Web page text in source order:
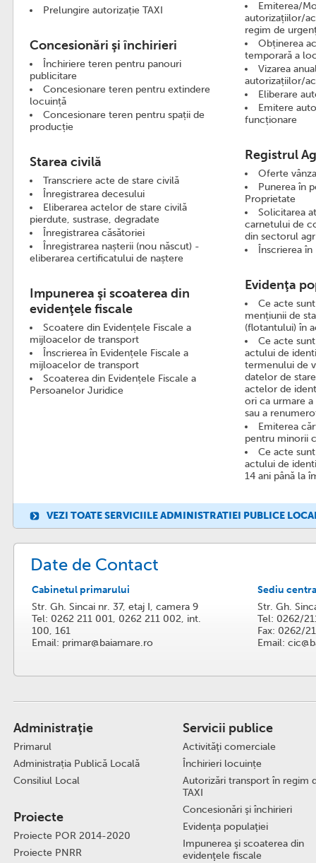
Prelungire autorizație TAXI
Concesionări şi închirieri
Închiriere teren pentru panouri
publicitare
Concesionare teren pentru extindere
locuință
Concesionare teren pentru spații de
producție
Starea civilă
Transcriere acte de stare civilă
Înregistrarea decesului
Eliberarea actelor de stare civilă
pierdute, sustrase, degradate
Înregistrarea căsătoriei
Înregistrarea nașterii (nou născut) -
eliberarea certificatului de naștere
Impunerea şi scoaterea din
evidenţele fiscale
Scoatere din Evidențele Fiscale a
mijloacelor de transport
Înscrierea în Evidențele Fiscale a
mijloacelor de transport
Scoaterea din Evidențele Fiscale a
Persoanelor Juridice
Emiterea/
autorizațiilor/
regim de
Obținerea
temporară a
Vizarea
autorizațiilor/
Eliberare
Emitere
funcționare
Registrul
Oferte
Punerea în
Proprietate
Solicitarea
carnetului de
din sectorul
Înscrierea
Evidenţa
Ce acte
mențiunii de
(flotantului) în
Ce acte
actului de
termenului de
datelor de
actelor de
ori ca urmare
sau a
Emiterea
pentru minorii
Ce acte
actului de
14 ani până la
VEZI TOATE SERVICIILE ADMINISTRATIEI PUBLICE
Date de Contact
Cabinetul primarului
Str. Gh. Sincai nr. 37, etaj I, camera 9
Tel: 0262 211 001, 0262 211 002, int.
100, 161
Email: primar@baiamare.ro
Sediu
Str. Gh.
Tel: 0262/
Fax: 0262/
Email:
Administraţie
Primarul
Administrația Publică Locală
Consiliul Local
Proiecte
Proiecte POR 2014-2020
Proiecte PNRR
Servicii publice
Activităţi comerciale
Închirieri locuințe
Autorizări transport în regim
TAXI
Concesionări şi închirieri
Evidenţa populaţiei
Impunerea şi scoaterea din
evidenţele fiscale